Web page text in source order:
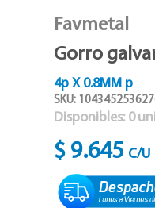
Favmetal
Gorro
4p X 0.8MM p
SKU:
Disponibles: 0
$ 9.645 C/U